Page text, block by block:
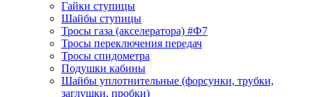
Гайки ступицы
Шайбы ступицы
Тросы газа (акселератора) #Ф7
Тросы переключения передач
Тросы спидометра
Подушки кабины
Шайбы уплотнительные (форсунки, трубки,
заглушки, пробки)